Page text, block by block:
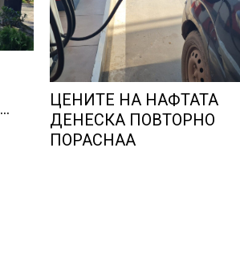
ЦЕНИТЕ НА НАФТАТА
ДЕНЕСКА ПОВТОРНО
ПОРАСНАА